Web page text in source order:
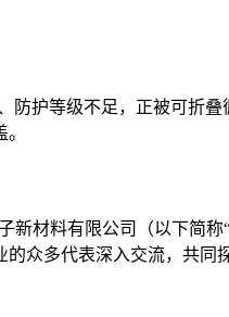
护等级不足，正被可折
新材料有限公司（以下简
的众多代表深入交流，共同